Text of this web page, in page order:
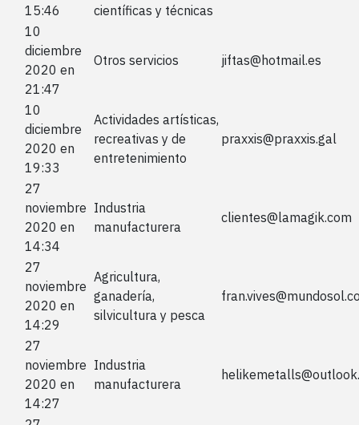
15:46
científicas y técnicas
10
diciembre
2020 en
21:47
Otros servicios jiftas@hotmail.es
10
diciembre
2020 en
19:33
Actividades artísticas,
recreativas y de
entretenimiento
praxxis@praxxis.gal
27
noviembre
2020 en
14:34
Industria
manufacturera
clientes@lamagik.com
27
noviembre
2020 en
14:29
Agricultura,
ganadería,
silvicultura y pesca
27
noviembre
2020 en
14:27
Industria
manufacturera